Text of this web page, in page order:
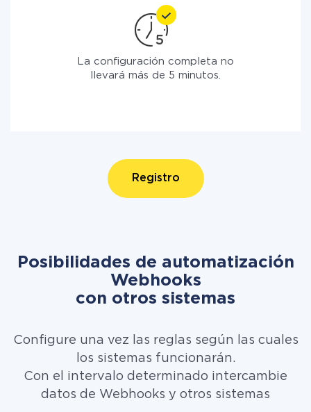
La configuración completa no
llevará más de 5 minutos.
Registro
Posibilidades de automatización
Webhooks
con otros sistemas
Configure una vez las reglas según las cuales
los sistemas funcionarán.
Con el intervalo determinado intercambie
datos de Webhooks y otros sistemas